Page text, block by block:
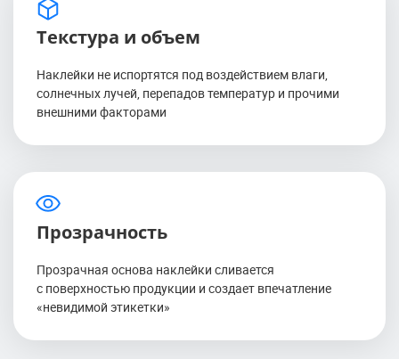
Текстура и объем
Наклейки не испортятся под воздействием влаги,
солнечных лучей, перепадов температур и прочими
внешними факторами
Прозрачность
Прозрачная основа наклейки сливается
с поверхностью продукции и создает впечатление
«невидимой этикетки»